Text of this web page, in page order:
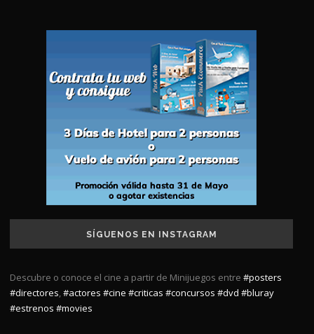
SÍGUENOS EN INSTAGRAM
Descubre o conoce el cine a partir de Minijuegos entre #posters
#directores,#actores #cine #criticas #concursos #dvd #bluray
#estrenos #movies